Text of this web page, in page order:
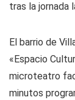
tras la jornada
El barrio de
«Espacio
microteatro
minutos